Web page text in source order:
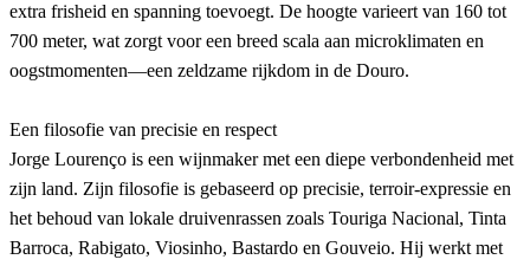
extra frisheid en spanning toevoegt. De hoogte varieert van 160 tot
700 meter, wat zorgt voor een breed scala aan microklimaten en
oogstmomenten—een zeldzame rijkdom in de Douro.
Een filosofie van precisie en respect
Jorge Lourenço is een wijnmaker met een diepe verbondenheid met
zijn land. Zijn filosofie is gebaseerd op precisie, terroir-expressie en
het behoud van lokale druivenrassen zoals Touriga Nacional, Tinta
Barroca, Rabigato, Viosinho, Bastardo en Gouveio. Hij werkt met